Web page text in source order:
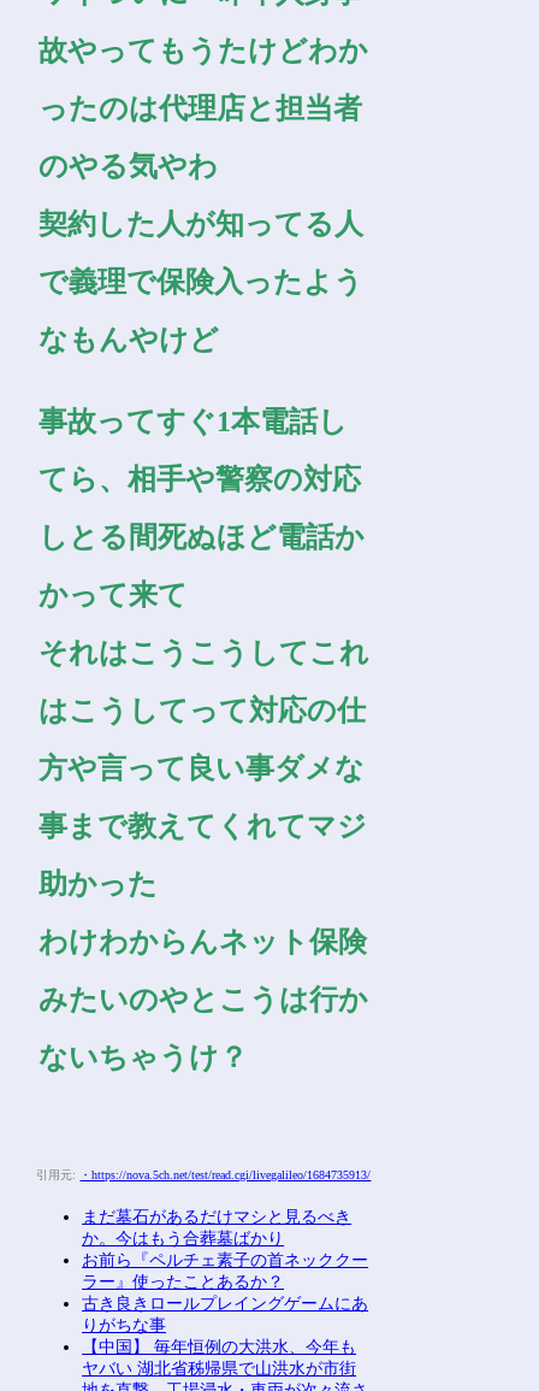
>>34
ID:T0dCBp2O0
ワイついに一昨年人身事
故やってもうたけどわか
ったのは代理店と担当者
のやる気やわ
契約した人が知ってる人
で義理で保険入ったよう
なもんやけど
事故ってすぐ1本電話し
てら、相手や警察の対応
しとる間死ぬほど電話か
かって来て
それはこうこうしてこれ
はこうしてって対応の仕
方や言って良い事ダメな
助かった
わけわからんネット保険
みたいのやとこうは行か
ないちゃうけ？